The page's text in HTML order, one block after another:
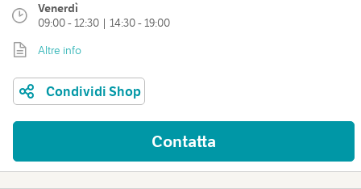
Venerdì
09:00 - 12:30 | 14:30 - 19:00
Altre info
Condividi Shop
Contatta